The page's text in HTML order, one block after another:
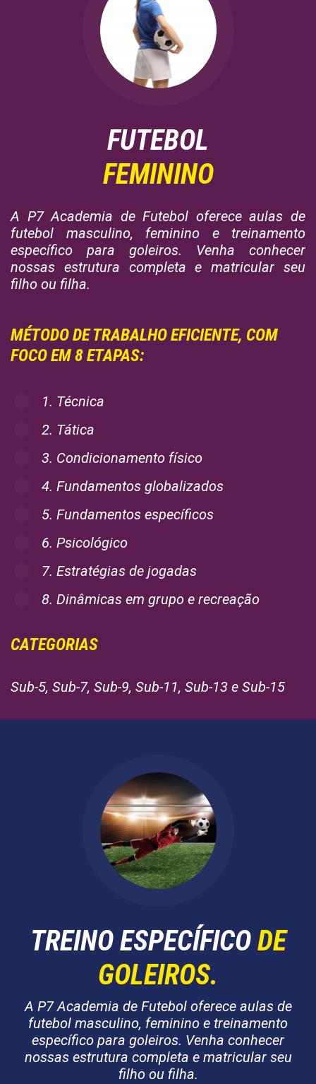
FUTEBOL
FEMININO
A P7 Academia de Futebol oferece aulas de
futebol masculino, feminino e treinamento
específico para goleiros. Venha conhecer
nossas estrutura completa e matricular seu
filho ou filha.
MÉTODO DE TRABALHO EFICIENTE, COM
FOCO EM 8 ETAPAS:
1. Técnica
2. Tática
3. Condicionamento físico
4. Fundamentos globalizados
5. Fundamentos específicos
6. Psicológico
7. Estratégias de jogadas
8. Dinâmicas em grupo e recreação
CATEGORIAS
Sub-5, Sub-7, Sub-9, Sub-11, Sub-13 e Sub-15
TREINO ESPECÍFICODE
GOLEIROS.
A P7 Academia de Futebol oferece aulas de
futebol masculino, feminino e treinamento
específico para goleiros. Venha conhecer
nossas estrutura completa e matricular seu
filho ou filha.